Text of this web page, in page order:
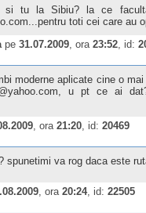
si tu la Sibiu? la ce
toti cei care au
pe 31.07.2009 , ora 23:52 , id:
moderne aplicate cine o
u pt ce ai
, ora 21:20 , id: 20469
spunetimi va rog daca este
, ora 20:24, id: 22505